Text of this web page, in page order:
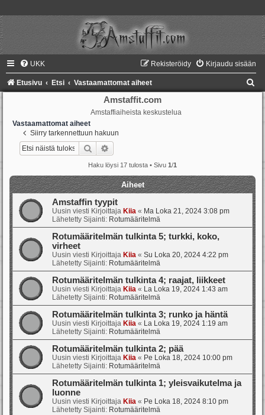
UKK Kirjaudu sisään
Rekisteröidy
Etusivu Etsi Vastaamattomat aiheet
Amstaffit.com
Amstaffiaiheista keskustelua
Vastaamattomat aiheet
Siirry tarkennettuun hakuun
Etsi
Haku löysi 17 tulosta • Sivu 1/1
Aiheet
Amstaffin tyypit
Uusin viesti Kirjoittaja Kiia « Ma Loka 21, 2024 3:08 pm
Lähetetty Sijainti: Rotumääritelmä
Rotumääritelmän tulkinta 5; turkki, koko,
virheet
Uusin viesti Kirjoittaja Kiia « Su Loka 20, 2024 4:22 pm
Lähetetty Sijainti: Rotumääritelmä
Rotumääritelmän tulkinta 4; raajat, liikkeet
Uusin viesti Kirjoittaja Kiia « La Loka 19, 2024 1:43 am
Lähetetty Sijainti: Rotumääritelmä
Rotumääritelmän tulkinta 3; runko ja häntä
Uusin viesti Kirjoittaja Kiia « La Loka 19, 2024 1:19 am
Lähetetty Sijainti: Rotumääritelmä
Rotumääritelmän tulkinta 2; pää
Uusin viesti Kirjoittaja Kiia « Pe Loka 18, 2024 10:00 pm
Lähetetty Sijainti: Rotumääritelmä
Rotumääritelmän tulkinta 1; yleisvaikutelma ja
luonne
Uusin viesti Kirjoittaja Kiia « Pe Loka 18, 2024 8:10 pm
Lähetetty Sijainti: Rotumääritelmä